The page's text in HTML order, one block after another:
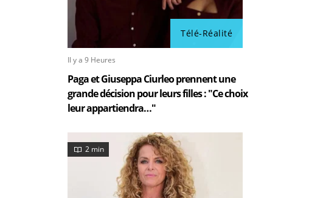
Télé-Réalité
Il y a 9 Heures
Paga et Giuseppa Ciurleo prennent une
grande décision pour leurs filles : "Ce choix
leur appartiendra…"
2 min